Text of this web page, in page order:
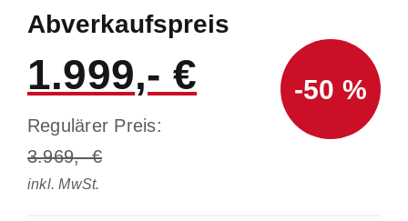
Abverkaufspreis
1.999
Regulärer Preis:
3.969
inkl. MwSt.
-50 %